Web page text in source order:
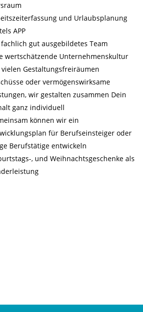
und Urlaubsplanung
APP
fachlich gut ausgebildetes Team
wertschätzende Unternehmenskultur
Gestaltungsfreiräumen
oder vermögenswirksame
wir gestalten zusammen Dein
ganz individuell
können wir ein
für Berufseinsteiger oder
Berufstätige entwickeln
, und Weihnachtsgeschenke als